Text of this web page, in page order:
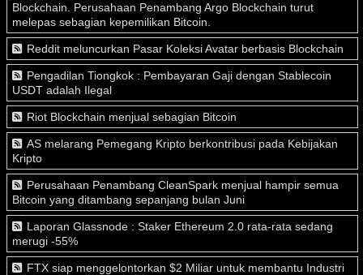
Blockchain. Perusahaan Penambang Argo Blockchain turut
melepas sebagian kepemilikan Bitcoin.
Reddit meluncurkan Pasar Koleksi Avatar berbasis Blockchain
Pengadilan Tiongkok : Pembayaran Gaji dengan Stablecoin
USDT adalah Ilegal
Riot Blockchain menjual sebagian Bitcoin
AS melarang Pemegang Kripto berkontribusi pada Kebijakan
Kripto
Perusahaan Penambang CleanSpark menjual hampir semua
Bitcoin yang ditambang sepanjang bulan Juni
Laporan Glassnode : Staker Ethereum 2.0 rata-rata sedang
merugi -55%
FTX siap menggelontorkan $2 Miliar untuk membantu Industri